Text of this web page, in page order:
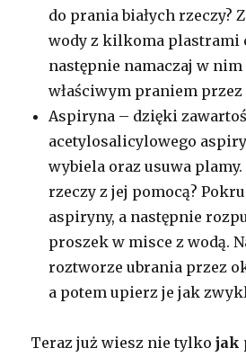
do prania białych rzeczy?
wody z kilkoma plastrami
następnie namaczaj w
właściwym praniem przez
Aspiryna – dzięki
acetylosalicylowego
wybiela oraz usuwa plamy.
rzeczy z jej pomocą?
aspiryny, a następnie
proszek w misce z wodą.
roztworze ubrania przez
a potem upierz je jak
Teraz już wiesz nie tylkojak